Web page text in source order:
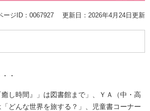
ージID：0067927 更新日：2026年4月24日更新
・
し時間』」は図書館まで」、ＹＡ（中・高
どんな世界を旅する？」、児童書コーナー